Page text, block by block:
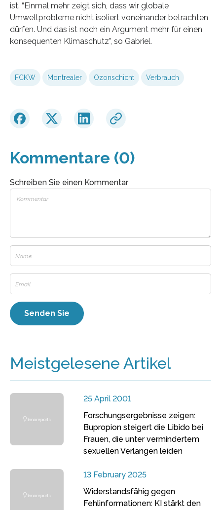
ist. “Einmal mehr zeigt sich, dass wir globale
Umweltprobleme nicht isoliert voneinander betrachten
dürfen. Und das ist noch ein Argument mehr für einen
konsequenten Klimaschutz”, so Gabriel.
FCKW Montrealer Ozonschicht Verbrauch
Kommentare (0)
Schreiben Sie einen Kommentar
Meistgelesene Artikel
25 April 2001
Forschungsergebnisse zeigen:
Bupropion steigert die Libido bei
Frauen, die unter vermindertem
sexuellen Verlangen leiden
13 February 2025
Widerstandsfähig gegen
Fehlinformationen: KI stärkt den